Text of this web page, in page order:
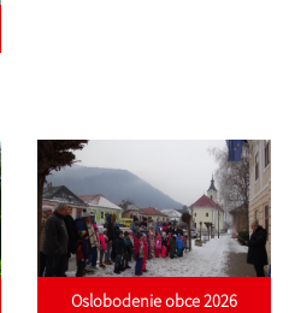
Oslobodenie obce 2026